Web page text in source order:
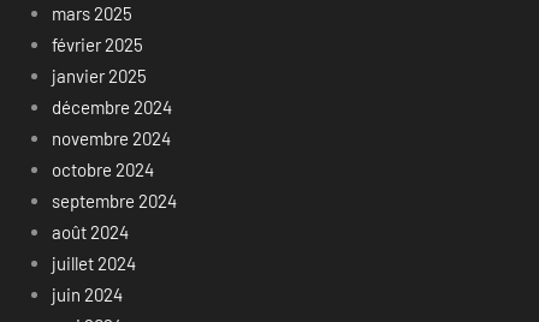
mars 2025
février 2025
janvier 2025
décembre 2024
novembre 2024
octobre 2024
septembre 2024
août 2024
juillet 2024
juin 2024